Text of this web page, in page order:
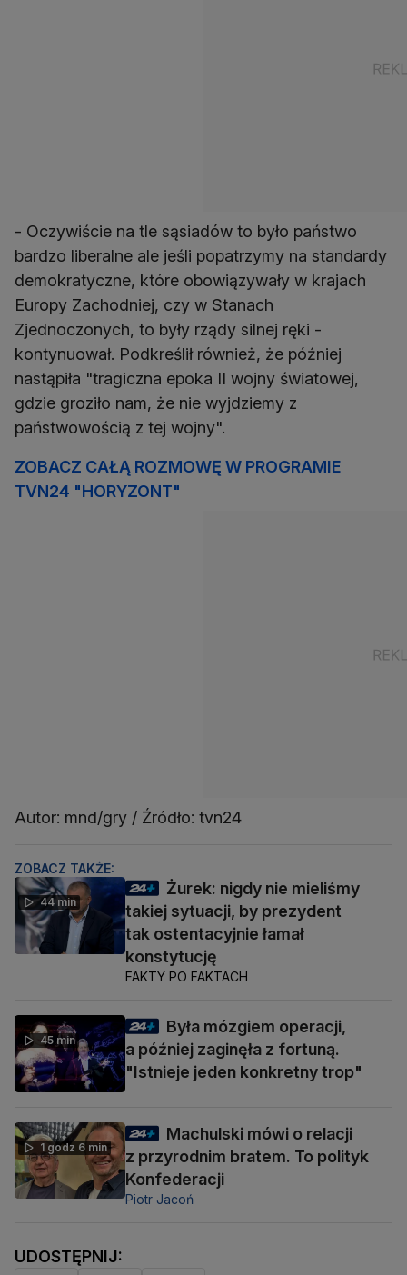
- Oczywiście na tle sąsiadów to było państwo
bardzo liberalne ale jeśli popatrzymy na standardy
demokratyczne, które obowiązywały w krajach
Europy Zachodniej, czy w Stanach
Zjednoczonych, to były rządy silnej ręki -
kontynuował. Podkreślił również, że później
nastąpiła "tragiczna epoka II wojny światowej,
gdzie groziło nam, że nie wyjdziemy z
państwowością z tej wojny".
ZOBACZ CAŁĄ ROZMOWĘ W PROGRAMIE
TVN24 "HORYZONT"
Autor: mnd/gry / Źródło: tvn24
ZOBACZ TAKŻE:
44 min
Żurek: nigdy nie mieliśmy
takiej sytuacji, by prezydent
tak ostentacyjnie łamał
konstytucję
FAKTY PO FAKTACH
45 min
Była mózgiem operacji,
a później zaginęła z fortuną.
"Istnieje jeden konkretny trop"
1 godz 6 min
Machulski mówi o relacji
z przyrodnim bratem. To polityk
Konfederacji
Piotr Jacoń
UDOSTĘPNIJ: